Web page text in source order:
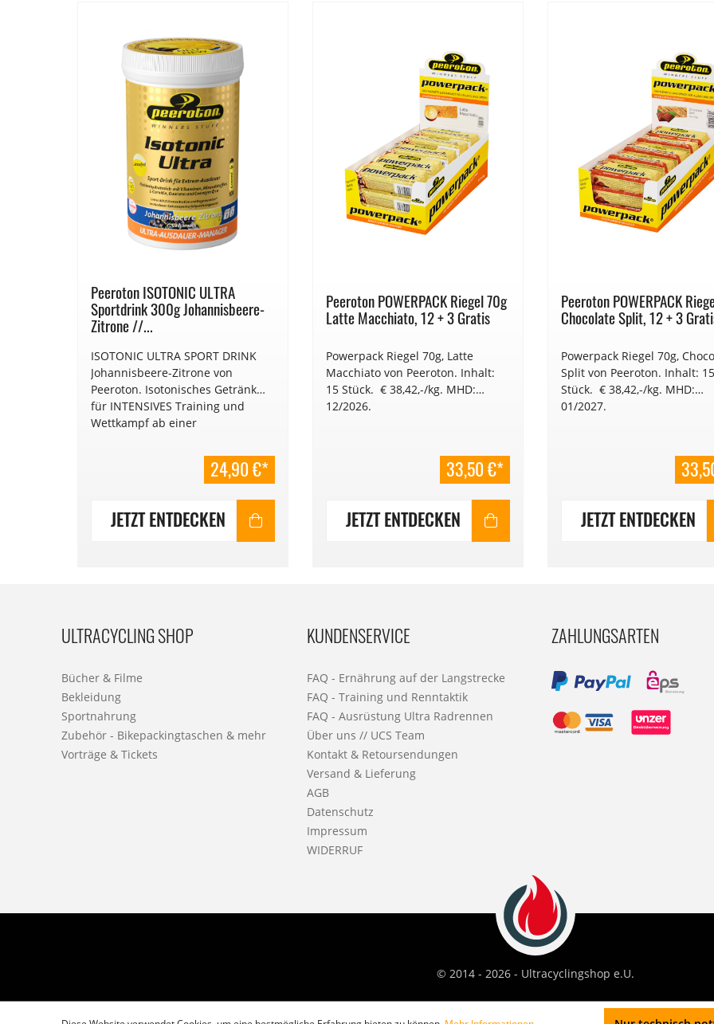
Peeroton ISOTONIC ULTRA
Sportdrink 300g Johannisbeere-
Zitrone //...
ISOTONIC ULTRA SPORT DRINK
Johannisbeere-Zitrone von
Peeroton. Isotonisches Getränk
für INTENSIVES Training und
Wettkampf ab einer
Mindesthaltbarkeitsdatum: 2025,
24,90 €*
JETZT ENTDECKEN
Peeroton POWERPACK Riegel 70g
Latte Macchiato, 12 + 3 Gratis
Powerpack Riegel 70g, Latte
Macchiato von Peeroton. Inhalt:
15 Stück. € 38,42,-/kg. MHD:
12/2026.
33,50 €*
JETZT ENTDECKEN
Peeroton POWERPACK
Chocolate Split, 12 + 3
Powerpack Riegel 70g,
Split von Peeroton. Inhalt: 15
Stück. € 38,42,-/kg. MHD:
01/2027.
JETZT ENTDECKEN
ULTRACYCLING SHOP
Bücher & Filme
Bekleidung
Sportnahrung
Zubehör - Bikepackingtaschen & mehr
Vorträge & Tickets
KUNDENSERVICE
FAQ - Ernährung auf der Langstrecke
FAQ - Training und Renntaktik
FAQ - Ausrüstung Ultra Radrennen
Über uns // UCS Team
Kontakt & Retoursendungen
Versand & Lieferung
AGB
Datenschutz
Impressum
WIDERRUF
ZAHLUNGSARTEN
© 2014 - 2026 - Ultracyclingshop e.U.